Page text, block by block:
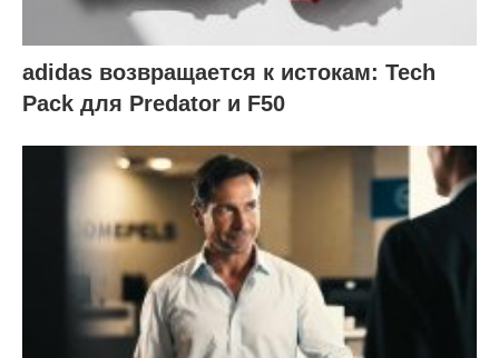
adidas возвращается к истокам: Tech
Pack для Predator и F50